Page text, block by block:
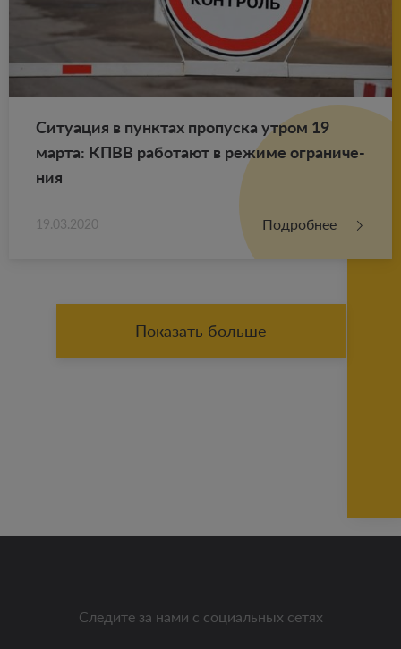
Си­ту­а­ция в пунк­тах про­пус­ка утром 19
марта: КПВВ ра­бо­та­ют в ре­жи­ме огра­ни­че­
ния
19.03.2020 Подробнее
Показать больше
Следите за нами с социальных сетях